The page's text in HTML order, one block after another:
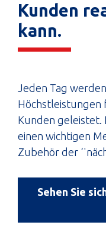
Kunden
kann.
Jeden Tag
Höchstleistungen
Kunden geleistet.
einen wichtigen
Zubehör der
Sehen Sie